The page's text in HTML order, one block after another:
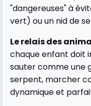
"dangereuses" à
vert) ou un nid de
Le relais des
chaque enfant doit
sauter comme une
serpent, marcher
dynamique et